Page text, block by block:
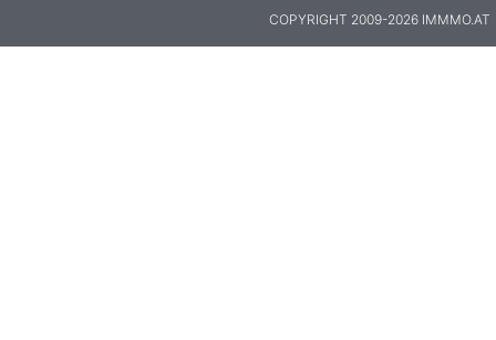
COPYRIGHT 2009-2026 IMMMO.AT